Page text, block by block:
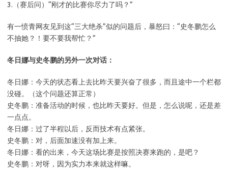
3.（赛后问）“刚才的比赛你尽力了吗？”
有一愤青网友见到这“三大绝杀”似的问题后，暴怒曰：“史冬鹏怎么
不抽她？！要不要我帮忙？”
冬日娜与史冬鹏的另外一次对话：
冬日娜：今天的状态看上去比昨天要兴奋了很多，而且途中一个栏都
没碰。（这个问题还算正常）
史冬鹏：准备活动的时候，也比昨天要好。但是，怎么说呢，还是差
一点点。
冬日娜：过了半程以后，反而技术有点紧张。
史冬鹏：对，后面加速没有加上来。
冬日娜：看的出来，今天这场比赛是按照决赛来跑的，是吧？
史冬鹏：对呀，因为实力本来就这样嘛。